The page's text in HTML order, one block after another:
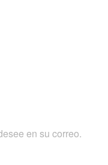
en su correo.